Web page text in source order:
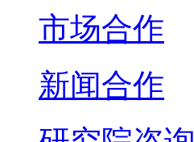
市场合作
新闻合作